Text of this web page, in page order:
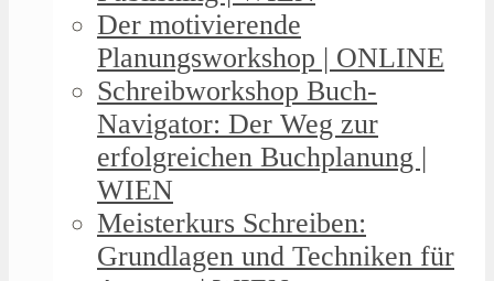
Der motivierende
Planungsworkshop | ONLINE
Schreibworkshop Buch-
Navigator: Der Weg zur
erfolgreichen Buchplanung |
WIEN
Meisterkurs Schreiben:
Grundlagen und Techniken für